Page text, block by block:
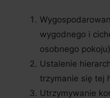
wygodnego i
osobnego
Ustalenie
trzymanie się tej
Utrzymywanie